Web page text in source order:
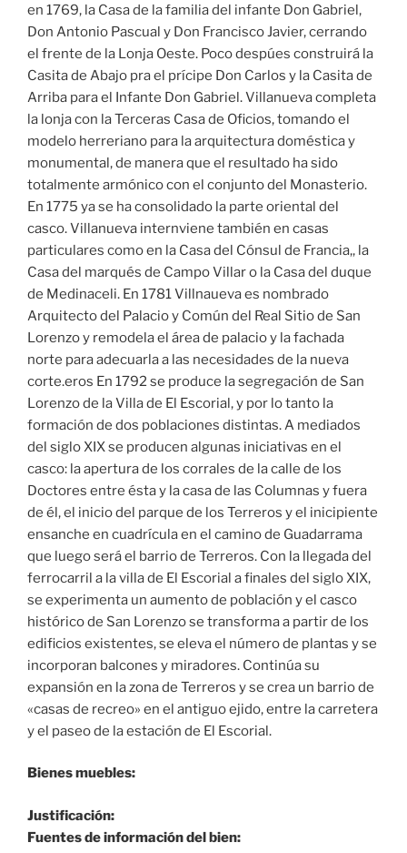
en 1769, la Casa de la familia del infante Don Gabriel,
Don Antonio Pascual y Don Francisco Javier, cerrando
el frente de la Lonja Oeste. Poco despúes construirá la
Casita de Abajo pra el prícipe Don Carlos y la Casita de
Arriba para el Infante Don Gabriel. Villanueva completa
la lonja con la Terceras Casa de Oficios, tomando el
modelo herreriano para la arquitectura doméstica y
monumental, de manera que el resultado ha sido
totalmente armónico con el conjunto del Monasterio.
En 1775 ya se ha consolidado la parte oriental del
casco. Villanueva internviene también en casas
particulares como en la Casa del Cónsul de Francia,, la
Casa del marqués de Campo Villar o la Casa del duque
de Medinaceli. En 1781 Villnaueva es nombrado
Arquitecto del Palacio y Común del Real Sitio de San
Lorenzo y remodela el área de palacio y la fachada
norte para adecuarla a las necesidades de la nueva
corte.eros En 1792 se produce la segregación de San
Lorenzo de la Villa de El Escorial, y por lo tanto la
formación de dos poblaciones distintas. A mediados
del siglo XIX se producen algunas iniciativas en el
casco: la apertura de los corrales de la calle de los
Doctores entre ésta y la casa de las Columnas y fuera
de él, el inicio del parque de los Terreros y el inicipiente
ensanche en cuadrícula en el camino de Guadarrama
que luego será el barrio de Terreros. Con la llegada del
ferrocarril a la villa de El Escorial a finales del siglo XIX,
se experimenta un aumento de población y el casco
histórico de San Lorenzo se transforma a partir de los
edificios existentes, se eleva el número de plantas y se
incorporan balcones y miradores. Continúa su
expansión en la zona de Terreros y se crea un barrio de
«casas de recreo» en el antiguo ejido, entre la carretera
y el paseo de la estación de El Escorial.
Bienes muebles:
Justificación:
Fuentes de información del bien: